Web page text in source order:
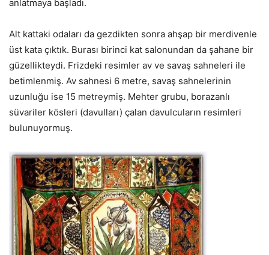
anlatmaya başladı.
Alt kattaki odaları da gezdikten sonra ahşap bir merdivenle
üst kata çıktık. Burası birinci kat salonundan da şahane bir
güzellikteydi. Frizdeki resimler av ve savaş sahneleri ile
betimlenmiş. Av sahnesi 6 metre, savaş sahnelerinin
uzunluğu ise 15 metreymiş. Mehter grubu, borazanlı
süvariler kösleri (davulları) çalan davulcuların resimleri
bulunuyormuş.